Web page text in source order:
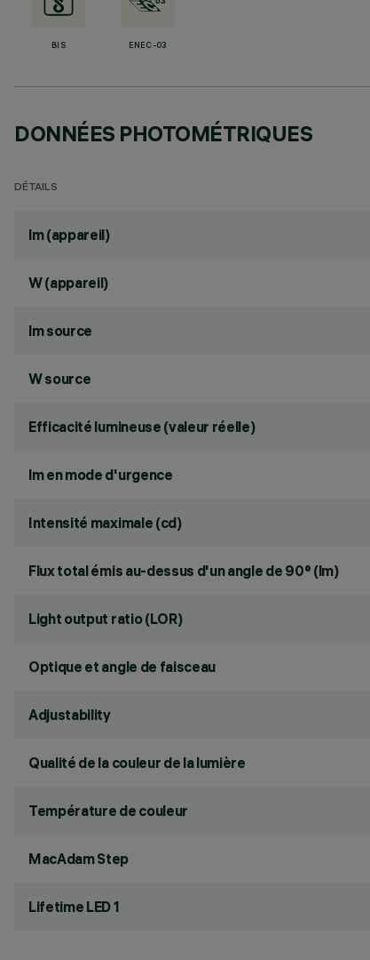
BIS ENEC-03
DONNÉES PHOTOMÉTRIQUES
DÉTAILS
lm (appareil)
W (appareil)
lm source
W source
Efficacité lumineuse (valeur réelle)
lm en mode d'urgence
Intensité maximale (cd)
Flux total émis au-dessus d'un angle de 90° (lm)
Light output ratio (LOR)
Optique et angle de faisceau
Adjustability
Qualité de la couleur de la lumière
Température de couleur
MacAdam Step
Lifetime LED 1